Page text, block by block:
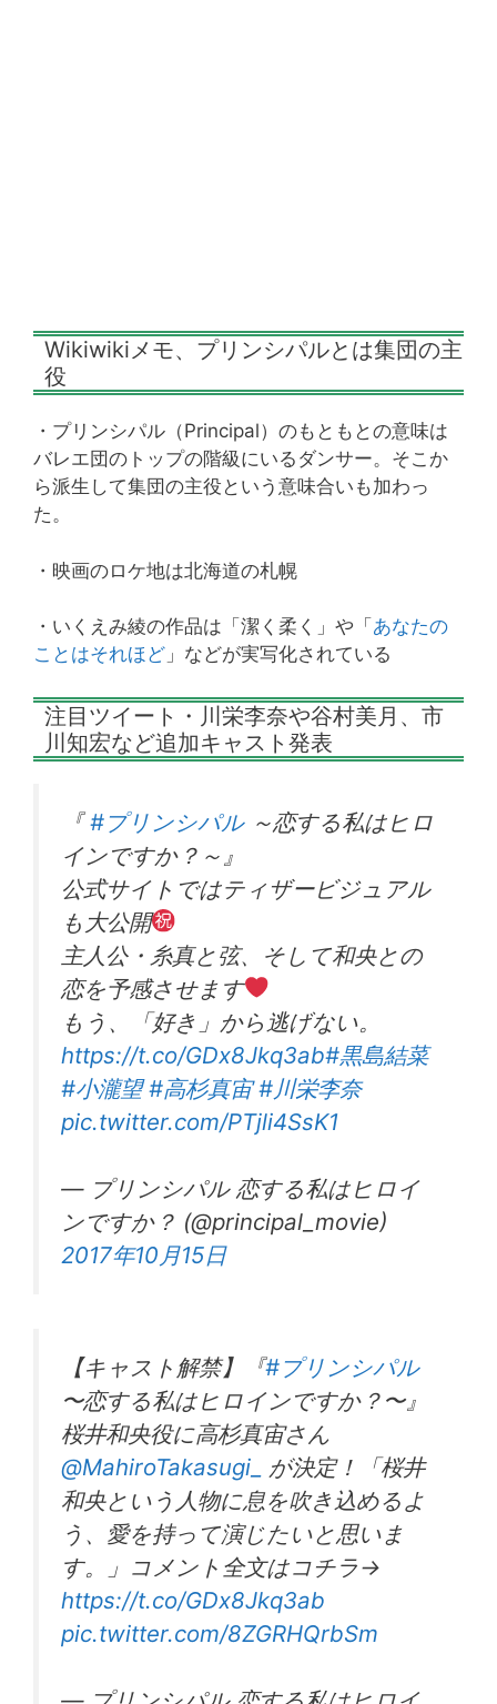
Wikiwikiメモ、プリンシパルとは集団の主
役
・プリンシパル（Principal）のもともとの意味は
バレエ団のトップの階級にいるダンサー。そこか
ら派生して集団の主役という意味合いも加わっ
た。
・映画のロケ地は北海道の札幌
・いくえみ綾の作品は「潔く柔く」や「 あなたの
ことはそれほど 」などが実写化されている
注目ツイート・川栄李奈や谷村美月、市
川知宏など追加キャスト発表
『#プリンシパル～恋する私はヒロ
インですか？～』
公式サイトではティザービジュアル
も大公開
主人公・糸真と弦、そして和央との
恋を予感させます
もう、「好き」から逃げない。
https://t.co/GDx8Jkq3ab#黒島結菜
#小瀧望 #高杉真宙 #川栄李奈
pic.twitter.com/PTjli4SsK1
— プリンシパル 恋する私はヒロイ
ンですか？ (@principal_movie)
2017年10月15日
【キャスト解禁】『#プリンシパル
〜恋する私はヒロインですか？〜』
桜井和央役に高杉真宙さん
@MahiroTakasugi_
が決定！「桜井
和央という人物に息を吹き込めるよ
う、愛を持って演じたいと思いま
す。」コメント全文はコチラ→
https://t.co/GDx8Jkq3ab
pic.twitter.com/8ZGRHQrbSm